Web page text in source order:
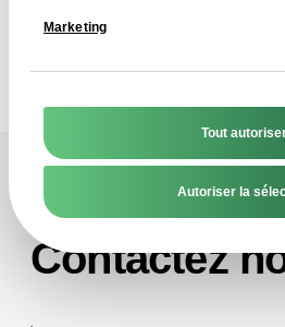
Marketing
Tout
Autoriser la
Contact
Contactez